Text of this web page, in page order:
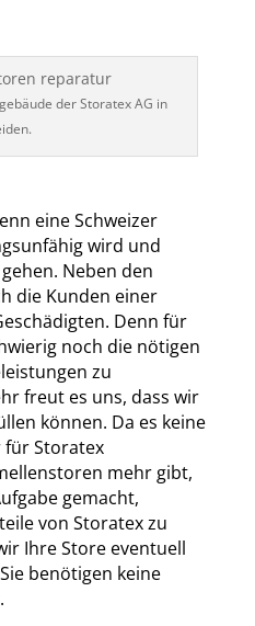
der Storatex AG in
eine Schweizer
wird und
Neben den
die Kunden einer
Denn für
noch die nötigen
zu
freut es uns, dass wir
können. Da es keine
für Storatex
mehr gibt,
gemacht,
von Storatex zu
Ihre Store eventuell
benötigen keine